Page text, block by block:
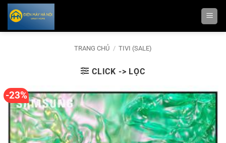
Bỏ
qua
nội
TRANG CHỦ / TIVI (SALE)
CLICK -> LỌC
-23%